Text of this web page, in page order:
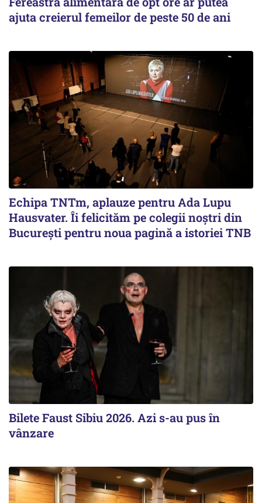
ajuta creierul femeilor de peste 50 de ani
Echipa TNTm, aplauze pentru Ada Lupu
Hausvater. Îi felicităm pe colegii noștri din
București pentru noua pagină a istoriei TNB
Bilete Faust Sibiu 2026. Azi s-au pus în
vânzare